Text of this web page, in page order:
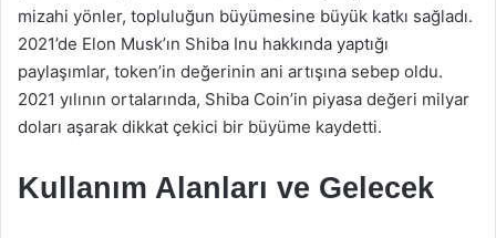
mizahi yönler, topluluğun büyümesine büyük katkı sağladı.
2021’de Elon Musk’ın Shiba Inu hakkında yaptığı
paylaşımlar, token’in değerinin ani artışına sebep oldu.
2021 yılının ortalarında, Shiba Coin’in piyasa değeri milyar
doları aşarak dikkat çekici bir büyüme kaydetti.
Kullanım Alanları ve Gelecek